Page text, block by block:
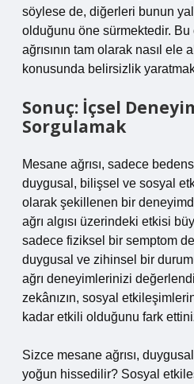
söylese de, diğerleri bunun
olduğunu öne sürmektedir.
ağrısının tam olarak nasıl ele
konusunda belirsizlik
Sonuç: İçsel
Sorgulamak
Mesane ağrısı, sadece
duygusal, bilişsel ve sosyal
olarak şekillenen bir
ağrı algısı üzerindeki etkisi
sadece fiziksel bir semptom
duygusal ve zihinsel bir
ağrı deneyimlerinizi
zekânızın, sosyal
kadar etkili olduğunu fark
Sizce mesane ağrısı,
yoğun hissedilir? Sosyal